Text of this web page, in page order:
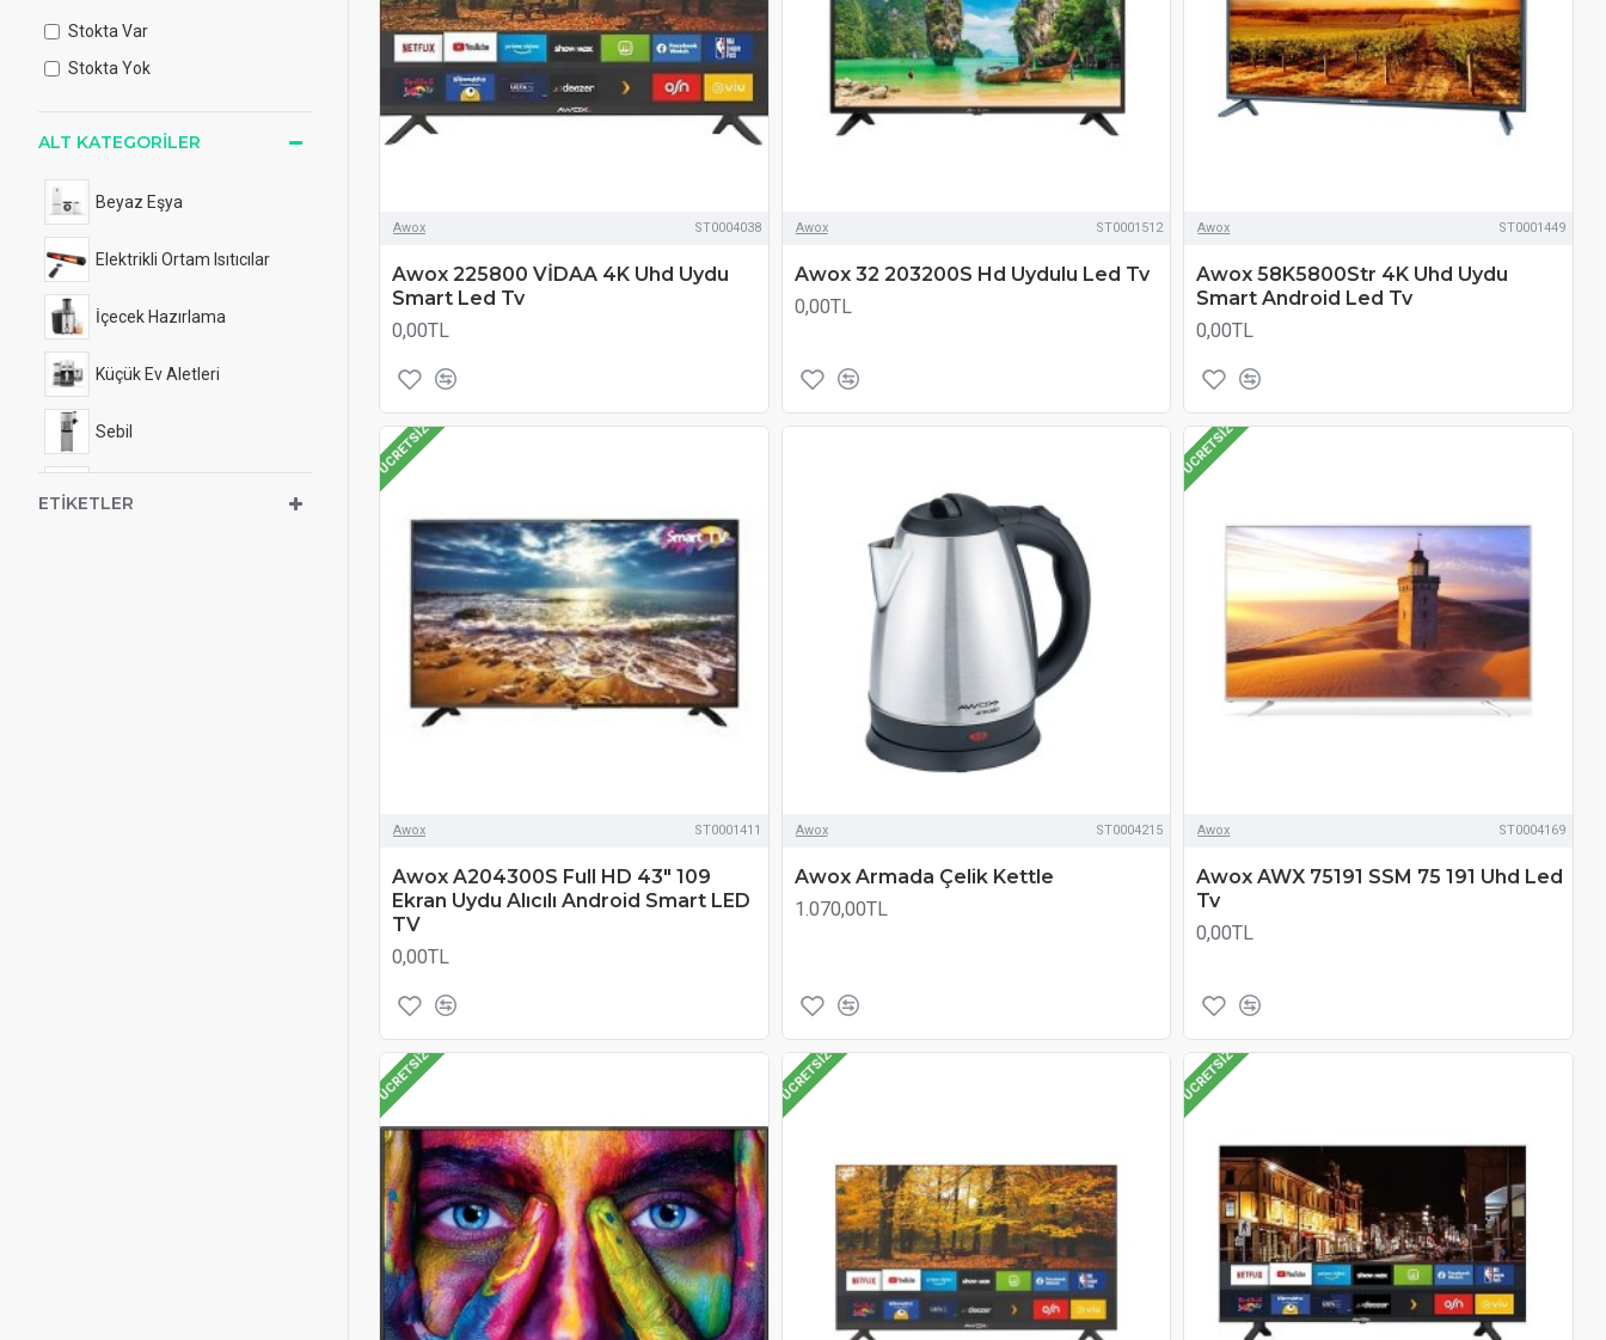
ALT KATEGORILER
Beyaz Eşya
Elektrikli Ortam Isıtıcılar
İçecek Hazırlama
Küçük Ev Aletleri
Sebil
ETIKETLER
Stokta Var
Stokta Yok
Awox ST0004038
Awox 225800 VİDAA 4K Uhd Uydu
Smart Led Tv
0,00TL
Awox ST0001512
Awox 32 203200S Hd Uydulu Led Tv
0,00TL
Awox ST0001449
Awox 58K5800Str 4K Uhd Uydu
Smart Android Led Tv
0,00TL
ÜCRETSIZ
Awox ST0001411
Awox A204300S Full HD 43" 109
Ekran Uydu Alıcılı Android Smart LED
TV
0,00TL
Awox ST0004215
Awox Armada Çelik Kettle
1.070,00TL
ÜCRETSIZ
Awox ST0004169
Awox AWX 75191 SSM 75 191 Uhd Led
Tv
0,00TL
ÜCRETSIZ ÜCRETSIZ ÜCRETSIZ